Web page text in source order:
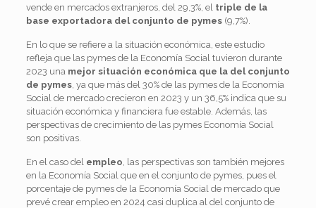
vende en mercados extranjeros, del 29,3%, el triple de la
base exportadora del conjunto de pymes(9,7%).
En lo que se refiere a la situación económica, este estudio
refleja que las pymes de la Economía Social tuvieron durante
2023 una mejor situación económica que la del conjunto
de pymes, ya que más del 30% de las pymes de la Economía
Social de mercado crecieron en 2023 y un 36,5% indica que su
situación económica y financiera fue estable. Además, las
perspectivas de crecimiento de las pymes Economía Social
son positivas.
En el caso del empleo , las perspectivas son también mejores
en la Economía Social que en el conjunto de pymes, pues el
porcentaje de pymes de la Economía Social de mercado que
prevé crear empleo en 2024 casi duplica al del conjunto de